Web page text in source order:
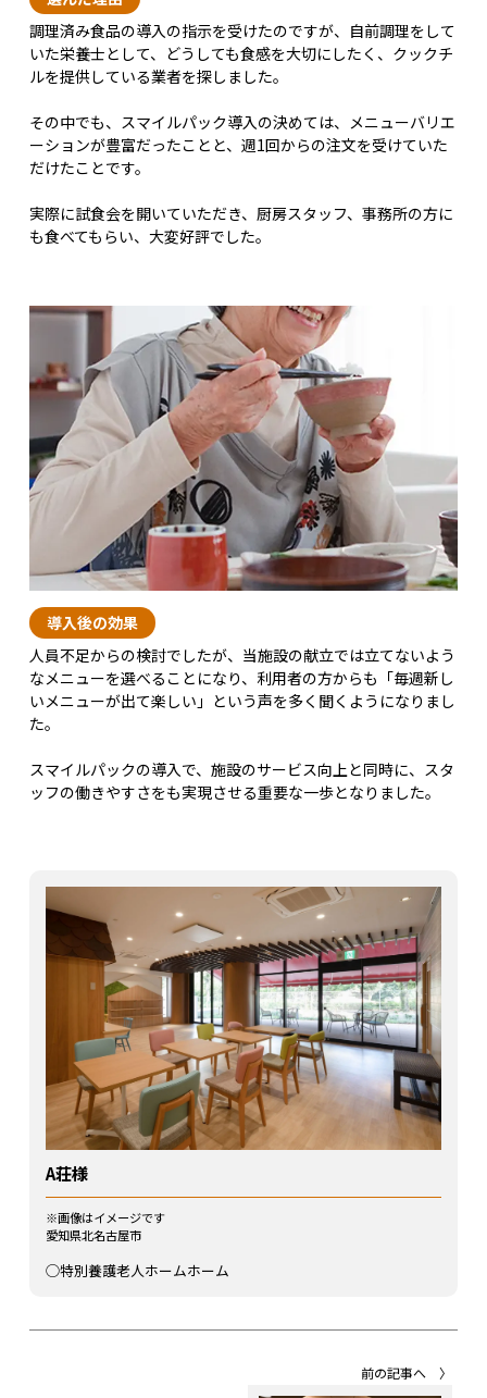
調理済み食品の導入の指示を受けたのですが、自前調理をして
いた栄養士として、どうしても食感を大切にしたく、クックチ
ルを提供している業者を探しました。
その中でも、スマイルパック導入の決めては、メニューバリエ
ーションが豊富だったことと、週1回からの注文を受けていた
だけたことです。
実際に試食会を開いていただき、厨房スタッフ、事務所の方に
も食べてもらい、大変好評でした。
導入後の効果
人員不足からの検討でしたが、当施設の献立では立てないよう
なメニューを選べることになり、利用者の方からも「毎週新し
いメニューが出て楽しい」という声を多く聞くようになりまし
た。
スマイルパックの導入で、施設のサービス向上と同時に、スタ
ッフの働きやすさをも実現させる重要な一歩となりました。
A荘様
※画像はイメージです
愛知県北名古屋市
◯特別養護老人ホームホーム
前の記事へ 〉